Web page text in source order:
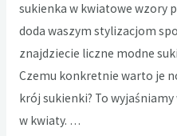
sukienka w kwiatowe wzory
doda waszym stylizacjom
znajdziecie liczne modne
Czemu konkretnie warto je
krój sukienki? To
w kwiaty. …